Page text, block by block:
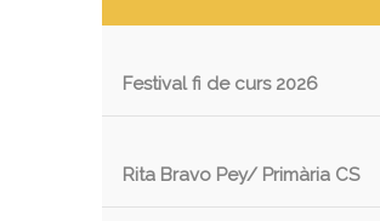
Festival fi de curs 2026
Rita Bravo Pey/ Primària CS